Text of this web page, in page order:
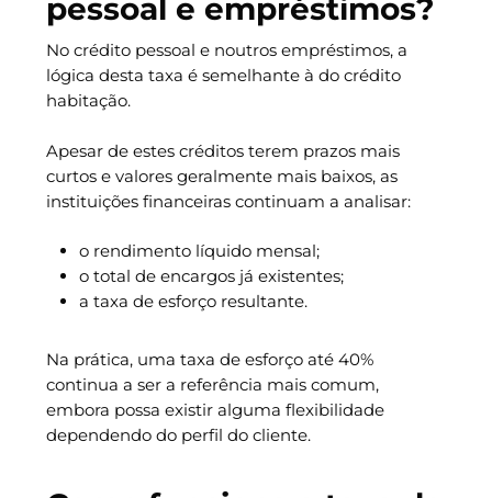
pessoal e empréstimos?
No crédito pessoal e noutros empréstimos, a
lógica desta taxa é semelhante à do crédito
habitação.
Apesar de estes créditos terem prazos mais
curtos e valores geralmente mais baixos, as
instituições financeiras continuam a analisar:
o rendimento líquido mensal;
o total de encargos já existentes;
a taxa de esforço resultante.
Na prática, uma taxa de esforço até 40%
continua a ser a referência mais comum,
embora possa existir alguma flexibilidade
dependendo do perfil do cliente.